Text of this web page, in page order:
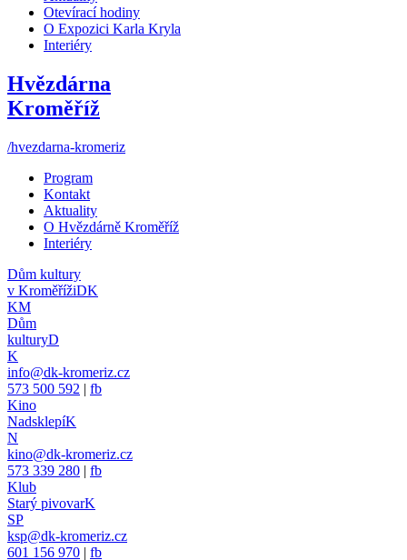
Otevírací hodiny
O Expozici Karla Kryla
Interiéry
Hvězdárna
Kroměříž
/hvezdarna-kromeriz
Program
Kontakt
Aktuality
O Hvězdárně Kroměříž
Interiéry
Dům kultury
v KroměřížiDK
KM
Dům
kulturyD
K
info@dk-kromeriz.cz
573 500 592 | fb
Kino
NadsklepíK
N
kino@dk-kromeriz.cz
573 339 280 | fb
Klub
Starý pivovarK
SP
ksp@dk-kromeriz.cz
601 156 970 | fb